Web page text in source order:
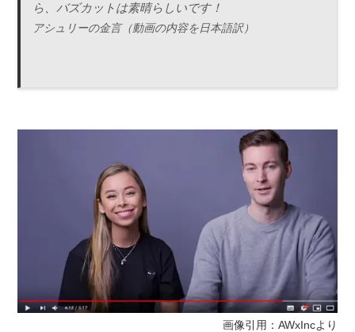
ら、バズカットは素晴らしいです！
アシュリーの金言（動画の内容を日本語訳）
画像引用：AWxIncより